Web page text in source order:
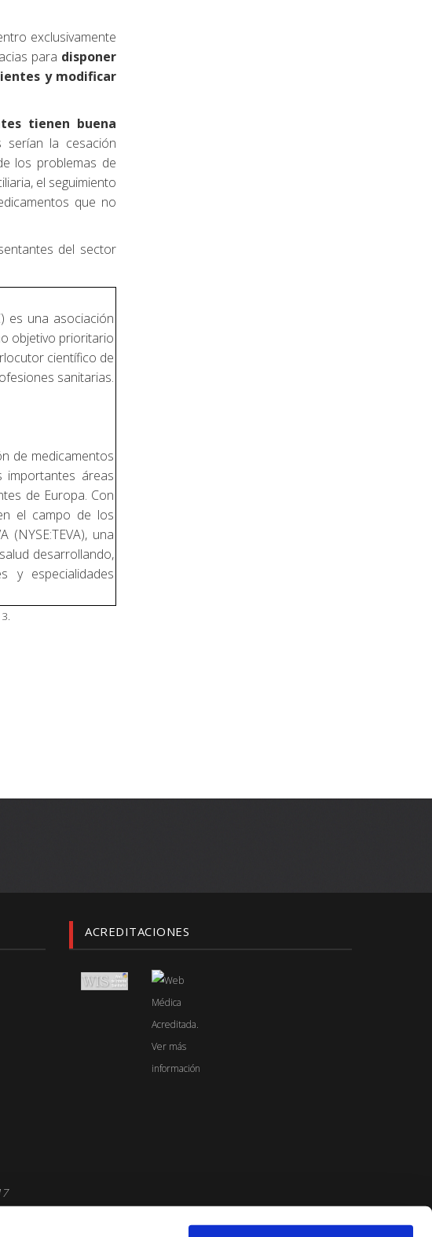
exclusivamente
para disponer
y modificar
tienen buena
serían la cesación
los problemas de
el seguimiento
que no
del sector
es una asociación
objetivo prioritario
científico de
sanitarias.
de medicamentos
importantes áreas
de Europa. Con
el campo de los
una
desarrollando,
y especialidades
ACREDITACIONES